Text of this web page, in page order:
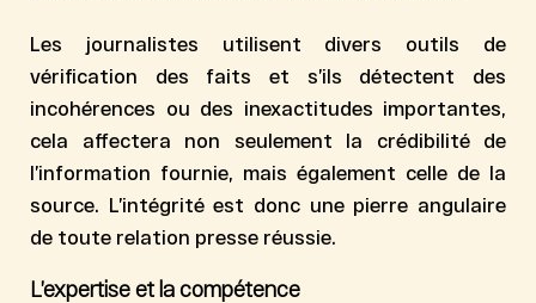
Les journalistes utilisent divers outils de
vérification des faits et s’ils détectent des
incohérences ou des inexactitudes importantes,
cela affectera non seulement la crédibilité de
l’information fournie, mais également celle de la
source. L’intégrité est donc une pierre angulaire
de toute relation presse réussie.
L’expertise et la compétence